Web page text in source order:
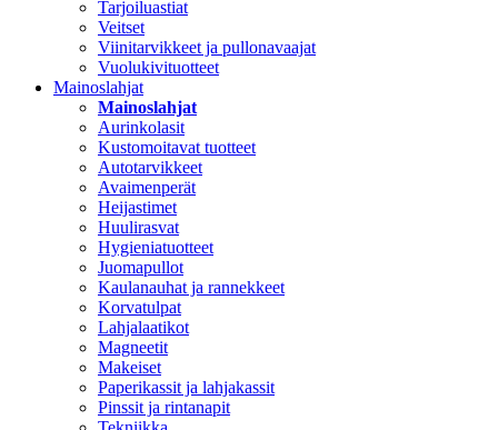
Tarjoiluastiat
Veitset
Viinitarvikkeet ja pullonavaajat
Vuolukivituotteet
Mainoslahjat
Mainoslahjat
Aurinkolasit
Kustomoitavat tuotteet
Autotarvikkeet
Avaimenperät
Heijastimet
Huulirasvat
Hygieniatuotteet
Juomapullot
Kaulanauhat ja rannekkeet
Korvatulpat
Lahjalaatikot
Magneetit
Makeiset
Paperikassit ja lahjakassit
Pinssit ja rintanapit